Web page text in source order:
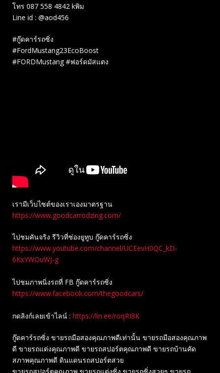
โทร 087 558 4842 kพิม
Line id : @aod456
#กู๊ดคาร์รถซิ่ง
#FordMustang23EcoBoost
#FORDMustang #ฟอร์ดมัสแตง
เรามีเว็บไซต์ของเราเองมาตรฐาน
https://www.goodcarrodzing.com/
ไปชมคันจริง รีวิวที่ช่องยู​ทูบ​ กู๊ดคาร์รถซิ่ง
https://www.youtube.com/channel/UCEevH0QC_kD-
6KxYWOuWJ-g
ไปชมภาพนิ่งรถที่ FB กู๊ดคาร์รถซิ่ง
https://www.facebook.com/thegoodcars/
กดลิงก์เลยเข้าไลน์ : https://lin.ee/roqRI8K
กู๊ดคาร์รถซิ่ง ขายรถมือสองคุณภาพดีเท่านั้น ขายรถมือสองคุณภาพ
ดี ขายรถแต่งคุณภาพดี ขายรถสปอร์ตคุณภาพดี ขายรถบ้านคัด
สภาพคุณภาพดี ดินแดนรถสปอร์ตสวย